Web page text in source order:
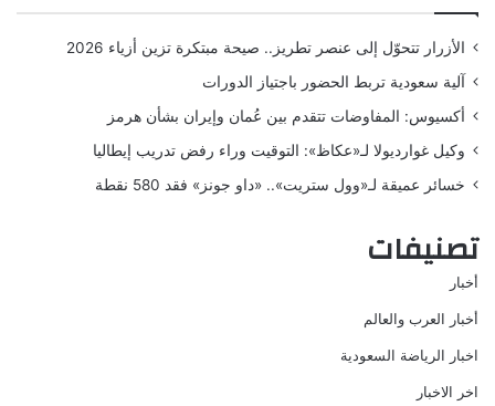
الأزرار تتحوّل إلى عنصر تطريز.. صيحة مبتكرة تزين أزياء 2026
آلية سعودية تربط الحضور باجتياز الدورات
أكسيوس: المفاوضات تتقدم بين عُمان وإيران بشأن هرمز
وكيل غوارديولا لـ«عكاظ»: التوقيت وراء رفض تدريب إيطاليا
خسائر عميقة لـ«وول ستريت».. «داو جونز» فقد 580 نقطة
تصنيفات
أخبار
أخبار العرب والعالم
اخبار الرياضة السعودية
اخر الاخبار